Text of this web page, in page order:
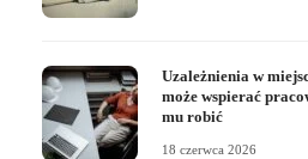
Uzależnienia w
może wspierać
mu robić
18 czerwca 2026